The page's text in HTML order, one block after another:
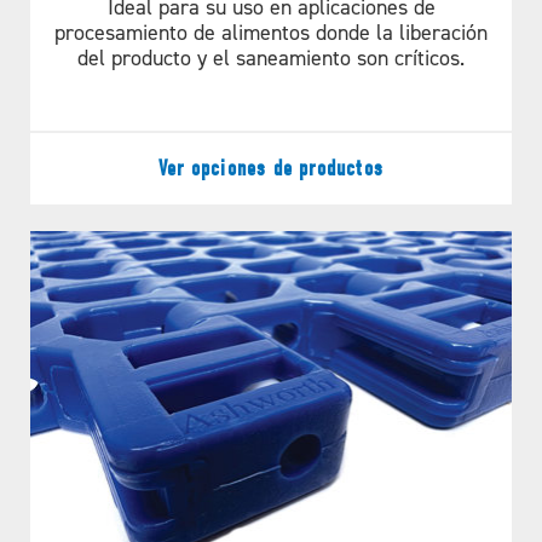
MANTENIMIENTO Y
OPTIMICE EL
AHORRO DE COSTES
diseñado para reducir costes sin
dejar de garantizar resultados. Si
bien cada cinta transportadora
tiene sus propias ventajas, el Edge
Drive es reconocido por reducir los
problemas de mantenimiento, el
Ideal para su uso en aplicaciones de
procesamiento de alimentos donde la liberación
del producto y el saneamiento son críticos.
Ver opciones de productos